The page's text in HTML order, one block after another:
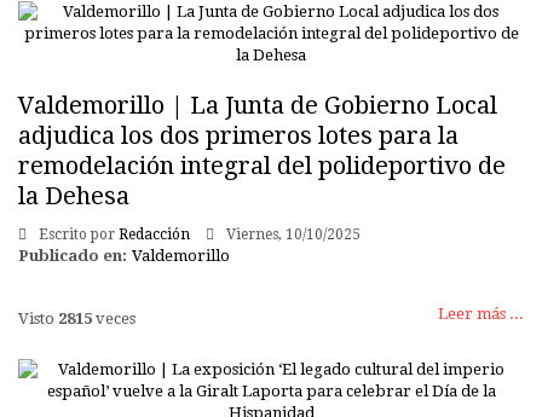
Valdemorillo | La Junta de Gobierno Local
adjudica los dos primeros lotes para la
remodelación integral del polideportivo de
la Dehesa
Escrito por Redacción Viernes, 10/10/2025
Publicado en: Valdemorillo
Leer más ...
Visto 2815 veces